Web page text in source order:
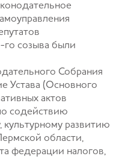
го созыва были
Собрания
Устава (Основного
актов
содействию
развитию
области,
федерации налогов,